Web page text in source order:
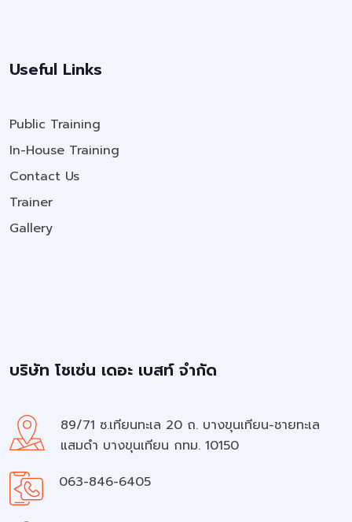
Useful Links
Public Training
In-House Training
Contact Us
Trainer
Gallery
บริษัท โชเซ่น เดอะ เบสท์ จำกัด
89/71 ซ.เทียนทะเล 20 ถ. บางขุนเทียน-ชายทะเล
แสมดำ บางขุนเทียน กทม. 10150
063-846-6405